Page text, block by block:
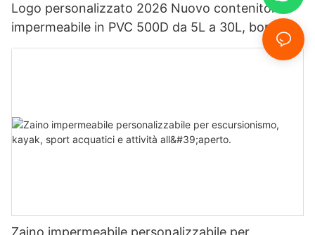
Logo personalizzato 2026 Nuovo contenitore
impermeabile in PVC 500D da 5L a 30L, borsa
impermeabile Ocean Pack.
Zaino impermeabile personalizzabile per